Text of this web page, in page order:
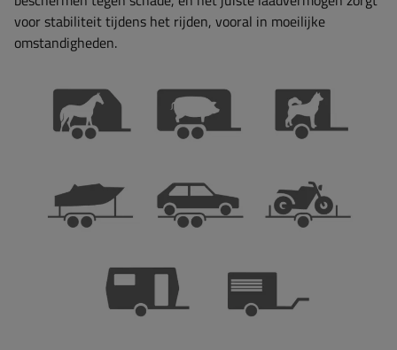
voor stabiliteit tijdens het rijden, vooral in moeilijke
omstandigheden.